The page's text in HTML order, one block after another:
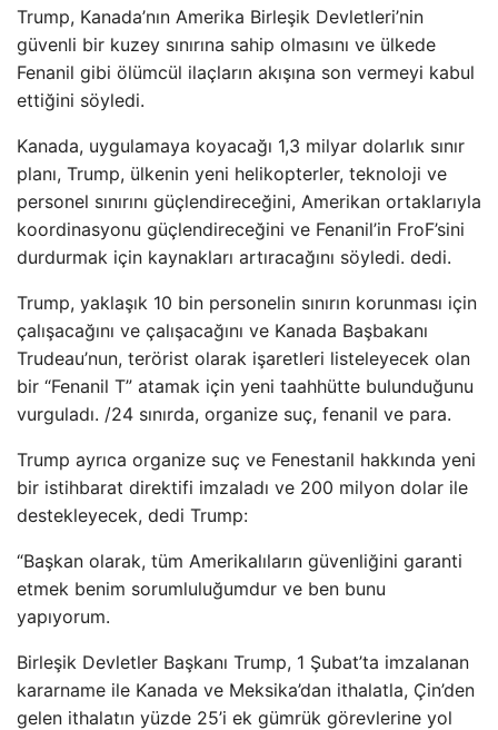
Trump, Kanada’nın Amerika Birleşik Devletleri’nin
güvenli bir kuzey sınırına sahip olmasını ve ülkede
Fenanil gibi ölümcül ilaçların akışına son vermeyi kabul
ettiğini söyledi.
Kanada, uygulamaya koyacağı 1,3 milyar dolarlık sınır
planı, Trump, ülkenin yeni helikopterler, teknoloji ve
personel sınırını güçlendireceğini, Amerikan ortaklarıyla
koordinasyonu güçlendireceğini ve Fenanil’in FroF’sini
durdurmak için kaynakları artıracağını söyledi. dedi.
Trump, yaklaşık 10 bin personelin sınırın korunması için
çalışacağını ve çalışacağını ve Kanada Başbakanı
Trudeau’nun, terörist olarak işaretleri listeleyecek olan
bir “Fenanil T” atamak için yeni taahhütte bulunduğunu
vurguladı. /24 sınırda, organize suç, fenanil ve para.
Trump ayrıca organize suç ve Fenestanil hakkında yeni
bir istihbarat direktifi imzaladı ve 200 milyon dolar ile
destekleyecek, dedi Trump:
“Başkan olarak, tüm Amerikalıların güvenliğini garanti
etmek benim sorumluluğumdur ve ben bunu
yapıyorum.
Birleşik Devletler Başkanı Trump, 1 Şubat’ta imzalanan
kararname ile Kanada ve Meksika’dan ithalatla, Çin’den
gelen ithalatın yüzde 25’i ek gümrük görevlerine yol